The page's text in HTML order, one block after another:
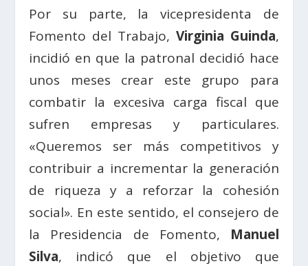
Por su parte, la vicepresidenta de
Fomento del Trabajo, Virginia Guinda,
incidió en que la patronal decidió hace
unos meses crear este grupo para
combatir la excesiva carga fiscal que
sufren empresas y particulares.
«Queremos ser más competitivos y
contribuir a incrementar la generación
de riqueza y a reforzar la cohesión
social». En este sentido, el consejero de
la Presidencia de Fomento, Manuel
Silva, indicó que el objetivo que